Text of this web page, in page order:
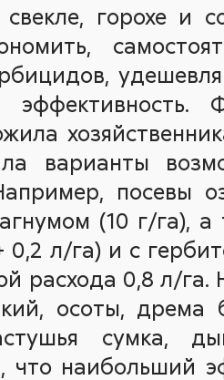
горохе и
варианты
посевы
(10 г/га), а
л/га) и с
расхода 0,8 л/га.
осоты, дрема
сумка,
что наибольший